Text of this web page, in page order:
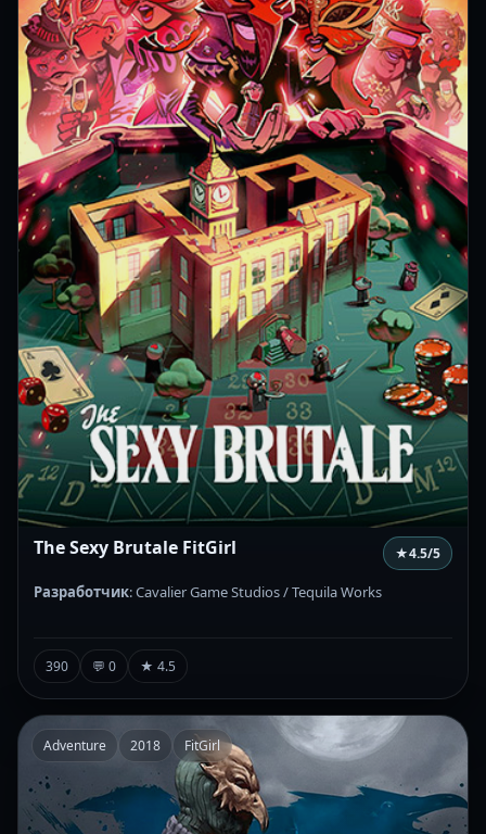
The Sexy Brutale FitGirl ★4.5/5
Разработчик: Cavalier Game Studios / Tequila Works
390 💬 0 ★ 4.5
Adventure 2018 FitGirl